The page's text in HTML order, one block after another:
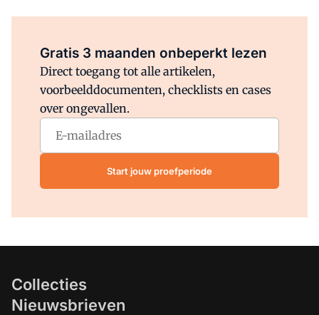
Gratis 3 maanden onbeperkt lezen
Direct toegang tot alle artikelen,
voorbeelddocumenten, checklists en cases
over ongevallen.
Start jouw proefperiode
Collecties
Nieuwsbrieven